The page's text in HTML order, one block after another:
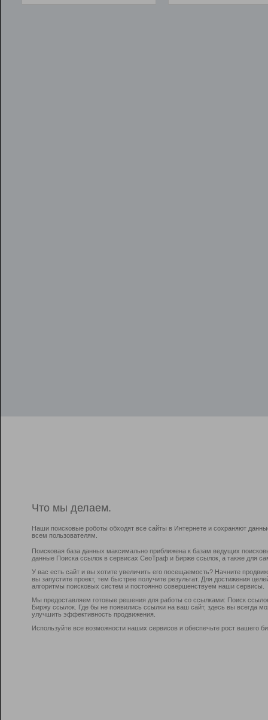
Что мы делаем.
Наши поисковые роботы обходят все сайты в Интернете и сохраняют
всем пользователям.
Поисковая база данных максимально приближена к базам ведущих
данные Поиска ссылок в сервисах СеоТраф и Бирже ссылок, а также для
У вас есть сайт и вы хотите увеличить его посещаемость? Начните
вы запустите проект, тем быстрее получите результат. Для достижения
алгоритмы поисковых систем и постоянно совершенствуем наши сервисы.
Мы предоставляем готовые решения для работы со ссылками: Поиск
Биржу ссылок. Где бы не появились ссылки на ваш сайт, здесь вы всегда
улучшить эффективность продвижения.
Используйте все возможности наших сервисов и обеспечьте рост вашего